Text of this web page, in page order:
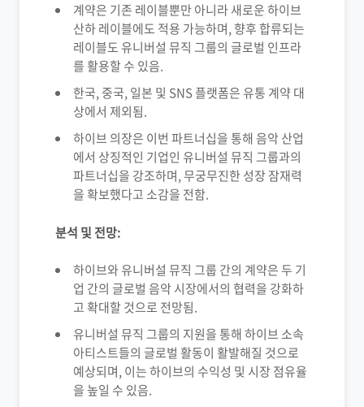
계약은 기존 레이블뿐만 아니라 새로운 하이브
산하 레이블에도 적용 가능하며, 향후 합류되는
레이블도 유니버설 뮤직 그룹의 글로벌 인프라
를 활용할 수 있음.
한국, 중국, 일본 및 SNS 플랫폼은 유통 계약 대
상에서 제외됨.
하이브 의장은 이번 파트너십을 통해 음악 산업
에서 상징적인 기업인 유니버설 뮤직 그룹과의
파트너십을 강조하며, 무궁무진한 성장 잠재력
을 확보했다고 소감을 전함.
분석 및 전망:
하이브와 유니버설 뮤직 그룹 간의 계약은 두 기
업 간의 글로벌 음악 시장에서의 협력을 강화하
고 확대할 것으로 전망됨.
유니버설 뮤직 그룹의 지원을 통해 하이브 소속
아티스트들의 글로벌 활동이 활발해질 것으로
예상되며, 이는 하이브의 수익성 및 시장 점유율
을 높일 수 있음.